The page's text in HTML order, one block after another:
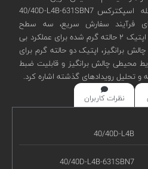
از دیگر ویژگی های دتکتور شعله اسپکترکس 40/40D-L4B-631SBN7
فرآیند سفارش سریع، سه سطح
حساسیت، سازگار با هر برنامه و اپتیک ۲ حالته گرم شده برای عملکرد بی
برانگیز، اپتیک دو حالته گرم برای
محیطی چالش برانگیز و قابلیت ضبط
و تحلیل رویدادهای گذشته اشاره کرد.
نظرات کاربران
40/40D-L4B
40/40D-L4B-631SBN7